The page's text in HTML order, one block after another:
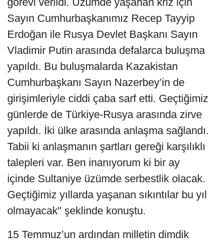
Sayın Cumhurbaşkanımız Recep Tayyip
Erdoğan ile Rusya Devlet Başkanı Sayın
Vladimir Putin arasında defalarca buluşma
yapıldı. Bu buluşmalarda Kazakistan
Cumhurbaşkanı Sayın Nazerbey’in de
girişimleriyle ciddi çaba sarf etti. Geçtiğimiz
günlerde de Türkiye-Rusya arasında zirve
yapıldı. İki ülke arasında anlaşma sağlandı.
Tabii ki anlaşmanın şartları gereği karşılıklı
talepleri var. Ben inanıyorum ki bir ay
içinde Sultaniye üzümde serbestlik olacak.
Geçtiğimiz yıllarda yaşanan sıkıntılar bu yıl
olmayacak" şeklinde konuştu.
15 Temmuz’un ardından milletin dimdik